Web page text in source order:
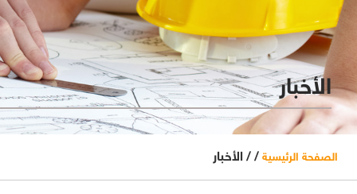
الأخبار
الصفحة الرئيسية / / الأخبار